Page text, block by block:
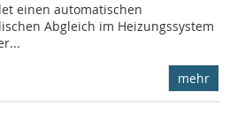
einen automatischen
Abgleich im Heizungssystem
mehr